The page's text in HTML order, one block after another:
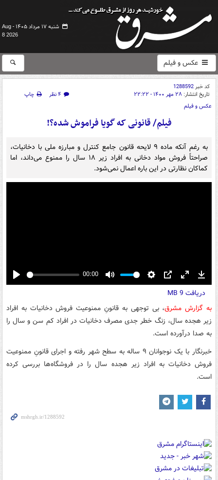
شنبه ۱۷ مرداد ۱۴۰۵ -
Aug
8 2026
عکس و فیلم
کد خبر1288592
تاریخ انتشار: ۲۸ مهر ۱۴۰۰ - ۲۲:۲۲ ۴ نظر
چاپ
عکس و فیلم
فیلم/ قانونی که گویا فراموش شده؟!
به رغم آنکه ماده ۹ لایحه قانون جامع کنترل و مبارزه ملی با دخانیات،
صراحتاً فروش مواد دخانی به افراد زیر ۱۸ سال را ممنوع می‌داند، اما
کماکان نظارتی در این باره اعمال نمی‌شود.
Play
00:00
Mute Settings
PIP Enter
fullscreen
دریافت 9 MB
به گزارش مشرق، بی توجهی به قانونِ ممنوعیت فروش دخانیات به افراد
زیر هجده سال، زنگ خطر جدی مصرف دخانیات در افراد کم سن و سال را
به صدا درآورده است.
خبرنگار با یک نوجوانان ۹ ساله به سطح شهر رفته و اجرای قانونِ ممنوعیت
فروش دخانیات به افراد زیر هجده سال را در فروشگاه‌ها بررسی کرده
است.